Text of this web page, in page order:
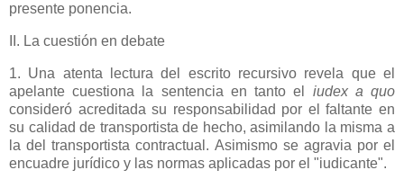
presente ponencia.
II. La cuestión en debate
1. Una atenta lectura del escrito recursivo revela que el
apelante cuestiona la sentencia en tanto el iudex a quo
consideró acreditada su responsabilidad por el faltante en
su calidad de transportista de hecho, asimilando la misma a
la del transportista contractual. Asimismo se agravia por el
encuadre jurídico y las normas aplicadas por el "iudicante".